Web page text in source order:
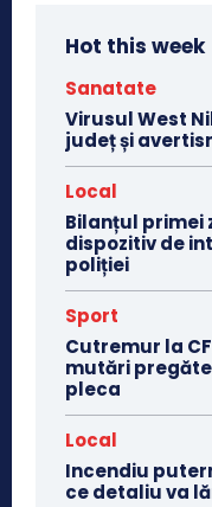
Hot this week
Sanatate
Virusul West
județ și
Local
Bilanțul primei
dispozitiv de
poliției
Sport
Cutremur la
mutări
pleca
Local
Incendiu
ce detaliu va